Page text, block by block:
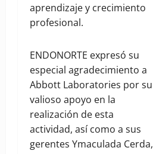
aprendizaje y crecimiento
profesional.
ENDONORTE expresó su
especial agradecimiento a
Abbott Laboratories por su
valioso apoyo en la
realización de esta
actividad, así como a sus
gerentes Ymaculada Cerda,